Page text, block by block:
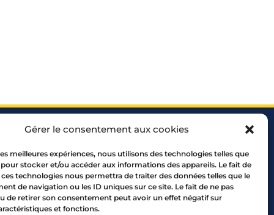
Gérer le consentement aux cookies
meilleures expériences, nous utilisons des technologies telles que
stocker et/ou accéder aux informations des appareils. Le fait de
technologies nous permettra de traiter des données telles que le
de navigation ou les ID uniques sur ce site. Le fait de ne pas
de retirer son consentement peut avoir un effet négatif sur
et fonctions.
LYON
00